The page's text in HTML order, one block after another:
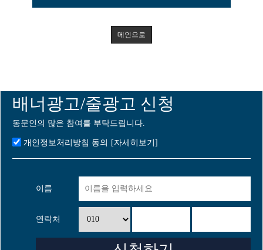
메인으로
배너광고/줄광고 신청
동문인의 많은 참여를 부탁드립니다.
개인정보처리방침 동의 [자세히보기]
이름
연락처